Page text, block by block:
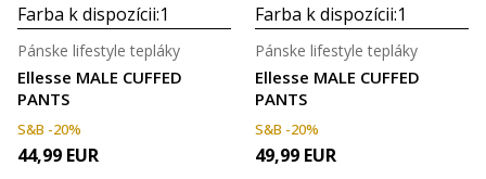
Farba k dispozícii:1
Ellesse MALE CUFFED
PANTS
Pánske lifestyle tepláky
S&B -20%
44,99 EUR
Farba k dispozícii:1
Ellesse MALE CUFFED
PANTS
Pánske lifestyle tepláky
S&B -20%
49,99 EUR